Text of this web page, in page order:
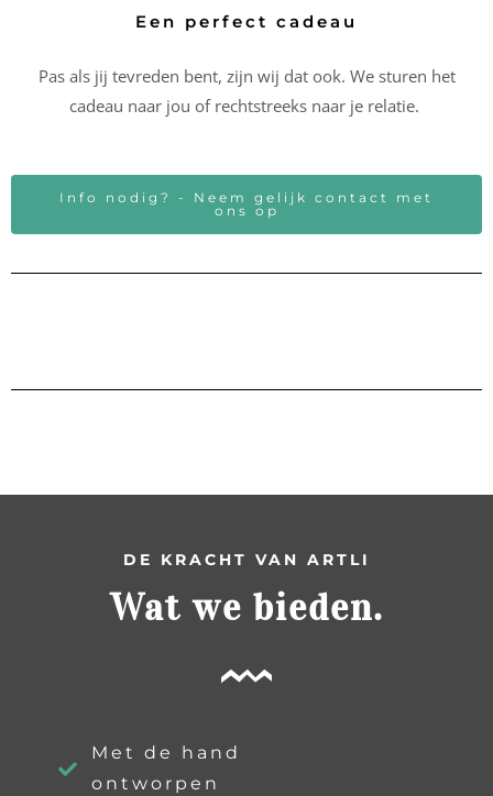
Een perfect cadeau
Pas als jij tevreden bent, zijn wij dat ook. We sturen het
cadeau naar jou of rechtstreeks naar je relatie.
Info nodig? - Neem gelijk contact met
ons op
DE KRACHT VAN ARTLI
Wat we bieden.
Met de hand
ontworpen